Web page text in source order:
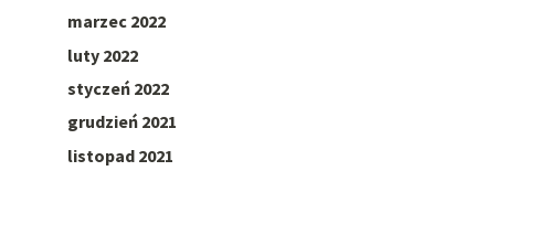
marzec 2022
luty 2022
styczeń 2022
grudzień 2021
listopad 2021